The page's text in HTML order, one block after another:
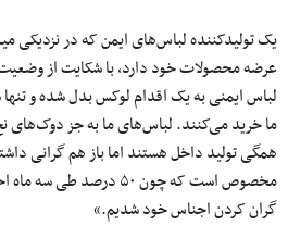
یک تولیدکننده لباس‌های ایمن که در نزدیکی
عرضه محصولات خود دارد، با شکایت از وضعیت
لباس ایمنی به یک اقدام لوکس بدل شده و
ما خرید می‌کنند. لباس‌های ما به جز دوک‌های
همگی تولید داخل هستند اما باز هم گرانی
مخصوص است که چون ۵۰ درصد
گران کردن اجناس خود شدیم.»